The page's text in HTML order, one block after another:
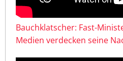
Bauchklatscher: Fast-
Medien verdecken seine